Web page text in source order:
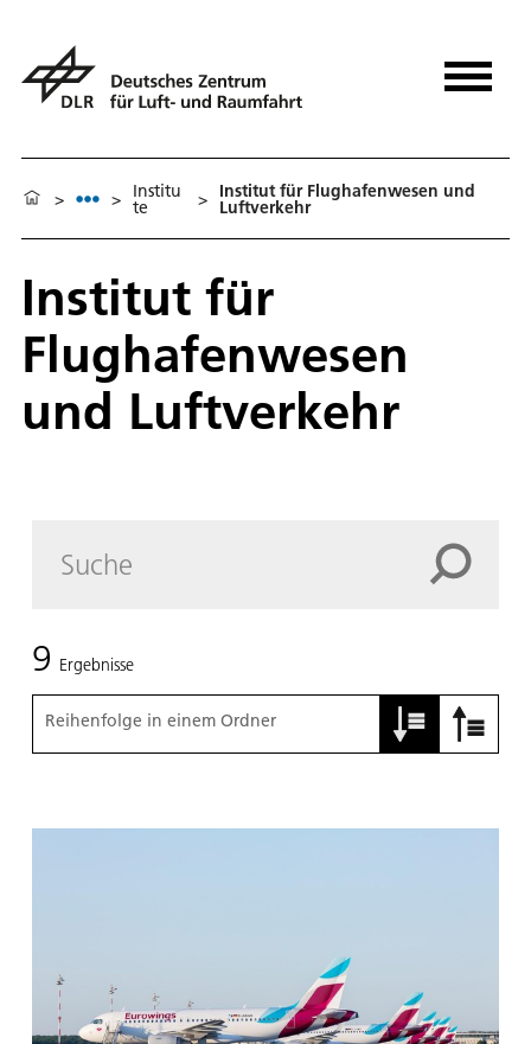
> > Institu
te > Institut für Flughafenwesen und
Luftverkehr
Institut für
Flughafenwesen
und Luftverkehr
9 Ergebnisse
Reihenfolge in einem Ordner